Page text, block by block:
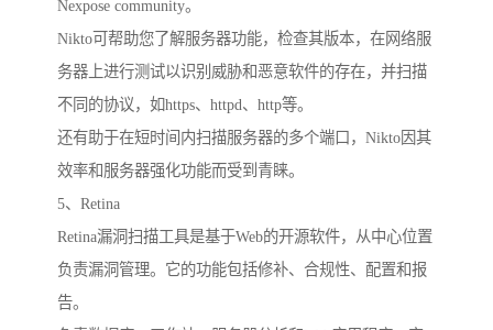
Nexpose community。
Nikto可帮助您了解服务器功能，检查其版本，在网络服
务器上进行测试以识别威胁和恶意软件的存在，并扫描
不同的协议，如https、httpd、http等。
还有助于在短时间内扫描服务器的多个端口，Nikto因其
效率和服务器强化功能而受到青睐。
5、Retina
Retina漏洞扫描工具是基于Web的开源软件，从中心位置
负责漏洞管理。它的功能包括修补、合规性、配置和报
告。